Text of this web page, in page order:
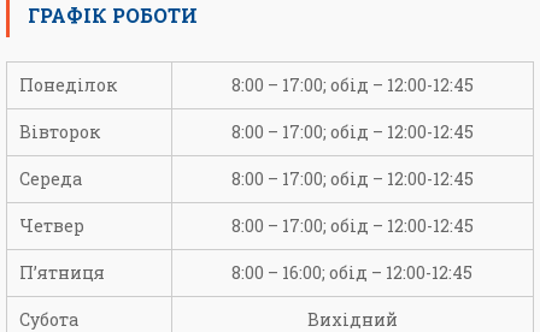
ГРАФІК РОБОТИ
Понеділок 8:00 – 17:00; обід – 12:00-12:45
Вівторок 8:00 – 17:00; обід – 12:00-12:45
Середа 8:00 – 17:00; обід – 12:00-12:45
Четвер 8:00 – 17:00; обід – 12:00-12:45
П’ятниця 8:00 – 16:00; обід – 12:00-12:45
Субота Вихідний